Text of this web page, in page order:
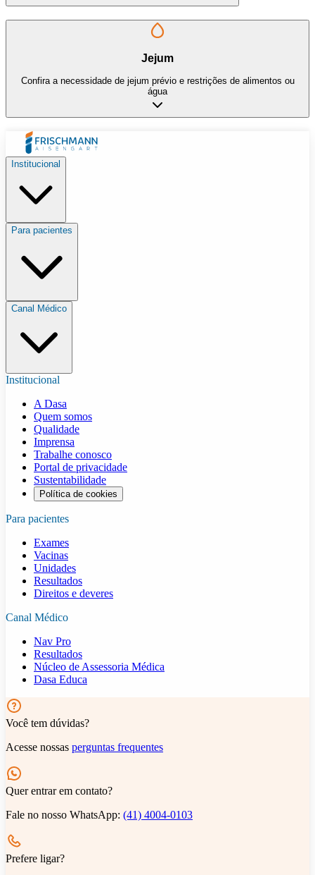
Jejum
Confira a necessidade de jejum prévio e restrições de alimentos ou
água
Institucional
Para pacientes
Canal Médico
Institucional
A Dasa
Quem somos
Qualidade
Imprensa
Trabalhe conosco
Portal de privacidade
Sustentabilidade
Política de cookies
Para pacientes
Exames
Vacinas
Unidades
Resultados
Direitos e deveres
Canal Médico
Nav Pro
Resultados
Núcleo de Assessoria Médica
Dasa Educa
Você tem dúvidas?
Acesse nossas perguntas frequentes
Quer entrar em contato?
Fale no nosso WhatsApp: (41) 4004-0103
Prefere ligar?